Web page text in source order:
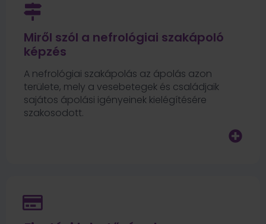
Miről szól a nefrológiai szakápoló
képzés
A nefrológiai szakápolás az ápolás azon
területe, mely a vesebetegek és családjaik
sajátos ápolási igényeinek kielégítésére
szakosodott.